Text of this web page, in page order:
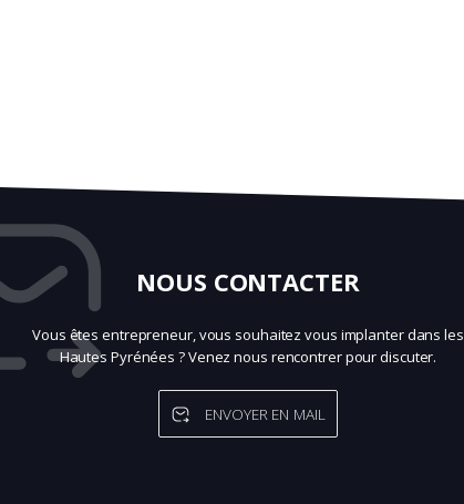
NOUS CONTACTER
Vous êtes entrepreneur, vous souhaitez vous implanter dans les
Hautes Pyrénées ? Venez nous rencontrer pour discuter.
ENVOYER EN MAIL